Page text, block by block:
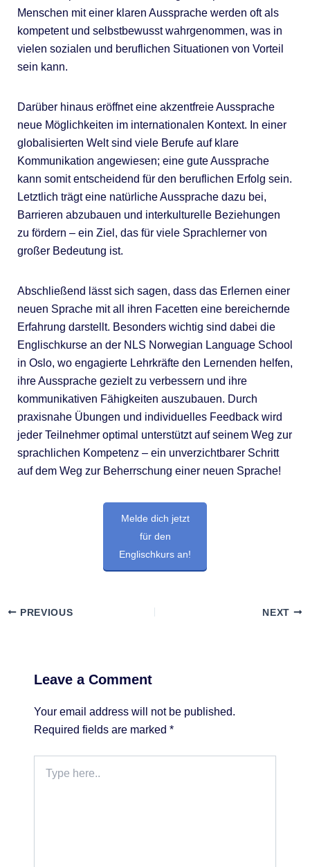
Menschen mit einer klaren Aussprache werden oft als
kompetent und selbstbewusst wahrgenommen, was in
vielen sozialen und beruflichen Situationen von Vorteil
sein kann.
Darüber hinaus eröffnet eine akzentfreie Aussprache
neue Möglichkeiten im internationalen Kontext. In einer
globalisierten Welt sind viele Berufe auf klare
Kommunikation angewiesen; eine gute Aussprache
kann somit entscheidend für den beruflichen Erfolg sein.
Letztlich trägt eine natürliche Aussprache dazu bei,
Barrieren abzubauen und interkulturelle Beziehungen
zu fördern – ein Ziel, das für viele Sprachlerner von
großer Bedeutung ist.
Abschließend lässt sich sagen, dass das Erlernen einer
neuen Sprache mit all ihren Facetten eine bereichernde
Erfahrung darstellt. Besonders wichtig sind dabei die
Englischkurse an der NLS Norwegian Language School
in Oslo, wo engagierte Lehrkräfte den Lernenden helfen,
ihre Aussprache gezielt zu verbessern und ihre
kommunikativen Fähigkeiten auszubauen. Durch
praxisnahe Übungen und individuelles Feedback wird
jeder Teilnehmer optimal unterstützt auf seinem Weg zur
sprachlichen Kompetenz – ein unverzichtbarer Schritt
auf dem Weg zur Beherrschung einer neuen Sprache!
Melde dich jetzt
für den
Englischkurs an!
PREVIOUS NEXT
Leave a Comment
Your email address will not be published.
Required fields are marked *
here..